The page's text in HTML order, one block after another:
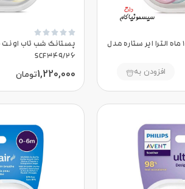
پستانک شب تاب اونت ۶ تا ۱۸ ماه الترا ایر ستاره مدل
افزودن به





SCF349/26
1,220,000تومان